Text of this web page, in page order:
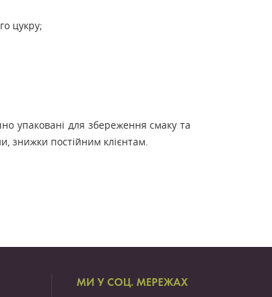
цукру;
упаковані для збереження смаку та
знижки постійним клієнтам.
МИ У СОЦ. МЕРЕЖАХ